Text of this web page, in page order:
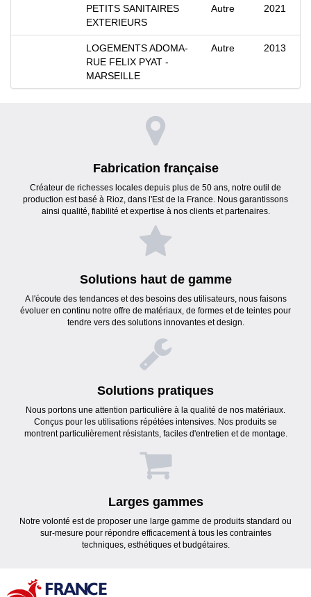
PETITS SANITAIRES
EXTERIEURS
Autre 2021
LOGEMENTS ADOMA-
RUE FELIX PYAT -
MARSEILLE
Autre 2013
Fabrication française
Créateur de richesses locales depuis plus de 50 ans, notre outil de
production est basé à Rioz, dans l'Est de la France. Nous garantissons
ainsi qualité, fiabilité et expertise à nos clients et partenaires.
Solutions haut de gamme
A l'écoute des tendances et des besoins des utilisateurs, nous faisons
évoluer en continu notre offre de matériaux, de formes et de teintes pour
tendre vers des solutions innovantes et design.
Solutions pratiques
Nous portons une attention particulière à la qualité de nos matériaux.
Conçus pour les utilisations répétées intensives. Nos produits se
montrent particulièrement résistants, faciles d'entretien et de montage.
Larges gammes
Notre volonté est de proposer une large gamme de produits standard ou
sur-mesure pour répondre efficacement à tous les contraintes
techniques, esthétiques et budgétaires.